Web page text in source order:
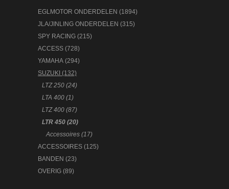
EGLMOTOR ONDERDELEN (1894)
JLA/JINLING ONDERDELEN (315)
SPY RACING (215)
ACCESS (728)
YAMAHA (294)
SUZUKI (132)
LTZ 250 (24)
LTA 400 (1)
LTZ 400 (87)
LTR 450 (20)
Accessoires (17)
ACCESSOIRES (125)
BANDEN (23)
OVERIG (89)